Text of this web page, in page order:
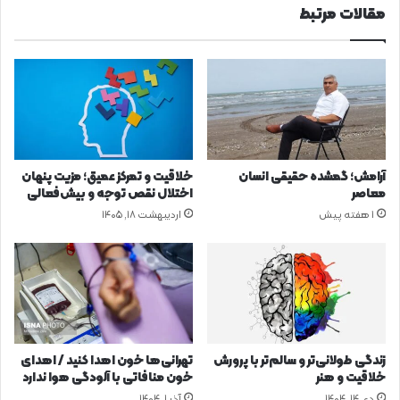
ل
ا
ه
ا
ن
د
ا
ر
و
و
و
ظ
ر
ی
ت
ب
ا
ا
ن
؛
مقالات مرتبط
آرامش؛ گمشده حقیقی انسان
معاصر
1 هفته پیش
خلاقیت و تمرکز عمیق؛ مزیت پنهان
اختلال نقص توجه و بیش‌فعالی
اردیبهشت ۱۸, ۱۴۰۵
زندگی طولانی‌تر و سالم‌تر با پرورش
خلاقیت و هنر
تهرانی‌ها خون اهدا کنید / اهدای
خون منافاتی با آلودگی هوا ندارد